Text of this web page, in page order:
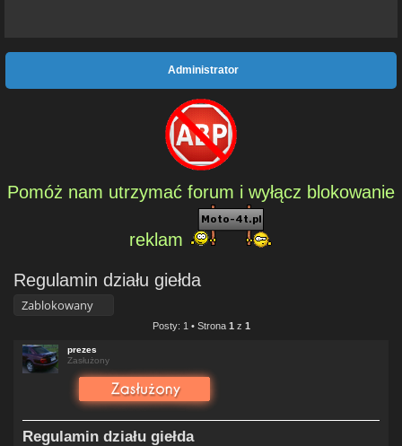
Administrator
Pomóż nam utrzymać forum i wyłącz blokowanie
reklam
Regulamin działu giełda
Zablokowany
Posty: 1 • Strona 1 z 1
prezes
Zasłużony
Regulamin działu giełda